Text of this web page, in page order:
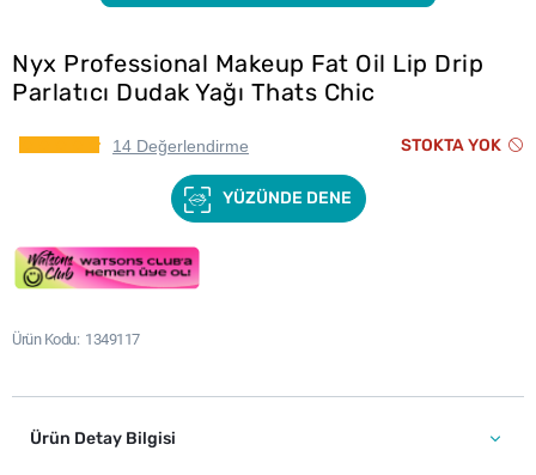
Nyx Professional Makeup Fat Oil Lip Drip
Parlatıcı Dudak Yağı Thats Chic
14 Değerlendirme STOKTA YOK
YÜZÜNDE DENE
Ürün Kodu 1349117
Ürün Detay Bilgisi